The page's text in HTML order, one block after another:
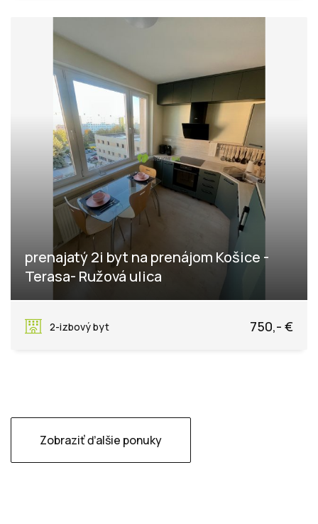
prenajatý 2i byt na prenájom Košice -
Terasa- Ružová ulica
2-izbový byt
750,- €
Zobraziť ďalšie ponuky